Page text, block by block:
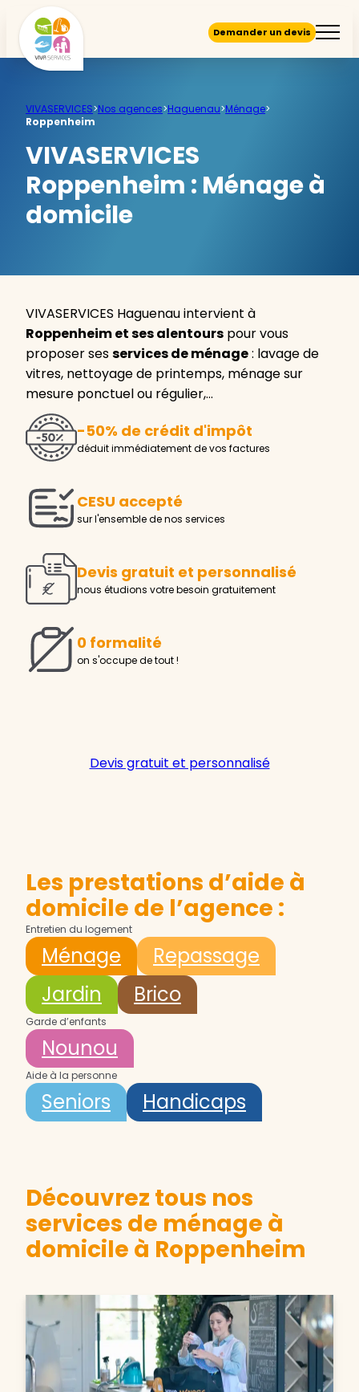
Demander un devis
VIVASERVICES>Nos agences>Haguenau>Ménage>
Roppenheim
VIVASERVICES
Roppenheim : Ménage à
domicile
VIVASERVICES Haguenau intervient à
Roppenheim et ses alentours pour vous
proposer sesservices de ménage: lavage de
vitres, nettoyage de printemps, ménage sur
mesure ponctuel ou régulier,…
-50% de crédit d'impôt
déduit immédiatement de vos factures
CESU accepté
sur l'ensemble de nos services
Devis gratuit et personnalisé
nous étudions votre besoin gratuitement
0 formalité
on s'occupe de tout !
Devis gratuit et personnalisé
Les prestations d’aide à
domicile de l’agence :
Entretien du logement
Ménage
Repassage
Jardin
Brico
Garde d’enfants
Nounou
Aide à la personne
Seniors Handicaps
Découvrez tous nos
services de ménage à
domicile à Roppenheim